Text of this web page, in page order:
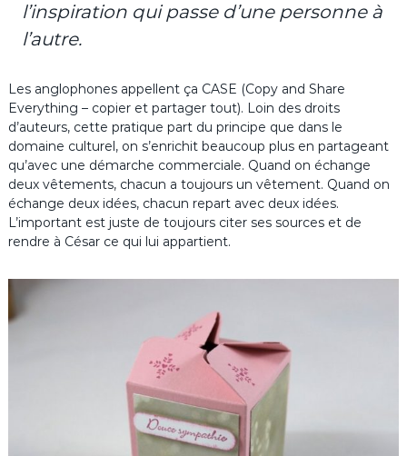
l’inspiration qui passe d’une personne à
l’autre.
Les anglophones appellent ça CASE (Copy and Share
Everything – copier et partager tout). Loin des droits
d’auteurs, cette pratique part du principe que dans le
domaine culturel, on s’enrichit beaucoup plus en partageant
qu’avec une démarche commerciale. Quand on échange
deux vêtements, chacun a toujours un vêtement. Quand on
échange deux idées, chacun repart avec deux idées.
L’important est juste de toujours citer ses sources et de
rendre à César ce qui lui appartient.